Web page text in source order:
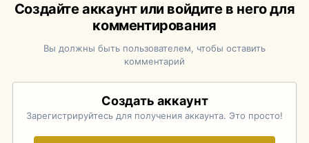
Создайте аккаунт или войдите в него для
комментирования
Вы должны быть пользователем, чтобы оставить
комментарий
Создать аккаунт
Зарегистрируйтесь для получения аккаунта. Это просто!